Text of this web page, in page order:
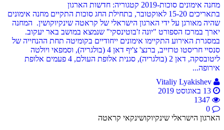
מחנה אימונים סוכות-2019
קטגוריה: חדשות הארגון
בתאריכים 15-20 לאוקטובר, בתחילת החג סוכות התקיים מחנה אימונים
שהיה מאורגן על ידי הארגון הישראלי של קראטה שינקיוקושין. המחנה
יארך במרכז הספורט "יונה ז'בוטינסקי" שנמצא במושב באר יעקוב.
במסגרת האירוע התקיימו אימונים ייחודיים בקומיטה תחת ההנחייה של
סנסיי חריסטו טרזייב, ברנצ' צ'יף דאן 4 (בולגריה), וסמפאי ויולטה
ליטובסקה, דאן 2 (בולגריה), סגנית אלופת העולם, 4 פעמים אלופת
אירופה...
Vitaliy Lyakishev
13 באוגוסט 2019
1347
0
הארגון הישראלי שינקיוקושינקאי קראטה